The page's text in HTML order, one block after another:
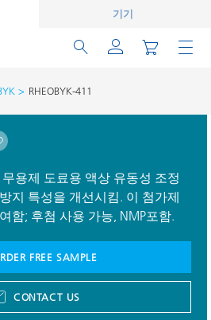
기기
RHEOBYK-411
용제 도료용 액상 유동성 조정
지 특성을 개선시킴. 이 첨가제
함; 후첨 사용 가능, NMP포함.
FREE SAMPLE
CONTACT US